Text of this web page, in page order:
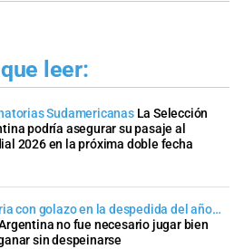
leer:
Sudamericanas La Selección
podría asegurar su pasaje al
2026 en la próxima doble fecha
con golazo en la despedida del año…
no fue necesario jugar bien
sin despeinarse